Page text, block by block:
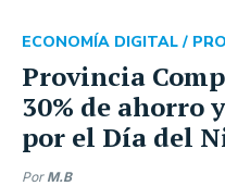
Provincia
30% de ahorro
por el Día del
ECONOMÍA DIGITAL /
Por M.B